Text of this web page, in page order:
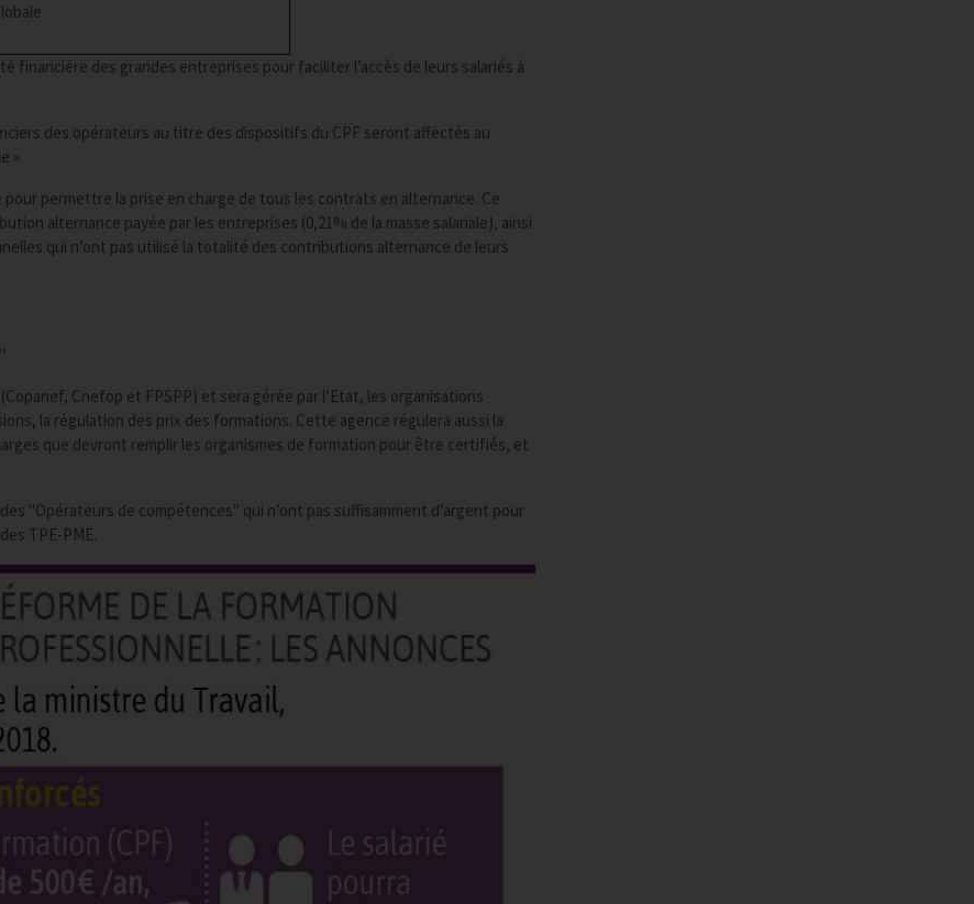
financière des grandes entreprises pour faciliter l’accès de leurs salariés à
des opérateurs au titre des dispositifs du CPF seront affectés au
».
permettre la prise en charge de tous les contrats en alternance. Ce
alternance payée par les entreprises (0,21% de la masse salariale), ainsi
qui n’ont pas utilisé la totalité des contributions alternance de leurs
Cnefop et FPSPP) et sera gérée par l’Etat, les organisations
la régulation des prix des formations. Cette agence régulera aussi la
que devront remplir les organismes de formation pour être certifiés, et
"Opérateurs de compétences" qui n’ont pas suffisamment d’argent pour
TPE-PME.